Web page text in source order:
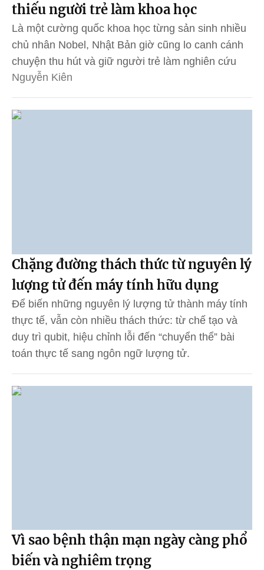
thiếu người trẻ làm khoa học
Là một cường quốc khoa học từng sản sinh nhiều
chủ nhân Nobel, Nhật Bản giờ cũng lo canh cánh
chuyện thu hút và giữ người trẻ làm nghiên cứu
Nguyễn Kiên
Chặng đường thách thức từ nguyên lý
lượng tử đến máy tính hữu dụng
Để biến những nguyên lý lượng tử thành máy tính
thực tế, vẫn còn nhiều thách thức: từ chế tạo và
duy trì qubit, hiệu chỉnh lỗi đến “chuyển thể” bài
toán thực tế sang ngôn ngữ lượng tử.
Vì sao bệnh thận mạn ngày càng phổ
biến và nghiêm trọng